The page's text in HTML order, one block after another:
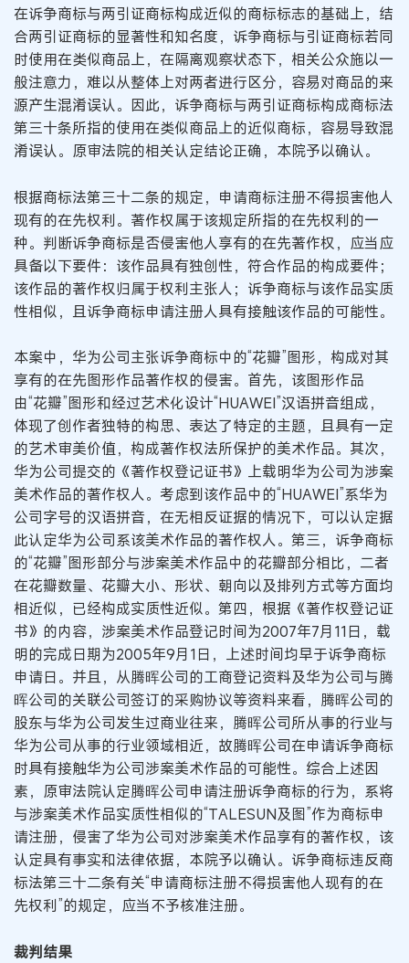
在诉争商标与两引证商标构成近似的商标标志的基础上，结
合两引证商标的显著性和知名度，诉争商标与引证商标若同
时使用在类似商品上，在隔离观察状态下，相关公众施以一
般注意力，难以从整体上对两者进行区分，容易对商品的来
源产生混淆误认。因此，诉争商标与两引证商标构成商标法
第三十条所指的使用在类似商品上的近似商标，容易导致混
淆误认。原审法院的相关认定结论正确，本院予以确认。
根据商标法第三十二条的规定，申请商标注册不得损害他人
现有的在先权利。著作权属于该规定所指的在先权利的一
种。判断诉争商标是否侵害他人享有的在先著作权，应当应
具备以下要件：该作品具有独创性，符合作品的构成要件；
该作品的著作权归属于权利主张人；诉争商标与该作品实质
性相似，且诉争商标申请注册人具有接触该作品的可能性。
本案中，华为公司主张诉争商标中的“花瓣”图形，构成对其
享有的在先图形作品著作权的侵害。首先，该图形作品
由“花瓣”图形和经过艺术化设计“HUAWEI”汉语拼音组成，
体现了创作者独特的构思、表达了特定的主题，且具有一定
的艺术审美价值，构成著作权法所保护的美术作品。其次，
华为公司提交的《著作权登记证书》上载明华为公司为涉案
美术作品的著作权人。考虑到该作品中的“HUAWEI”系华为
公司字号的汉语拼音，在无相反证据的情况下，可以认定据
此认定华为公司系该美术作品的著作权人。第三，诉争商标
的“花瓣”图形部分与涉案美术作品中的花瓣部分相比，二者
在花瓣数量、花瓣大小、形状、朝向以及排列方式等方面均
相近似，已经构成实质性近似。第四，根据《著作权登记证
书》的内容，涉案美术作品登记时间为2007年7月11日，载
明的完成日期为2005年9月1日，上述时间均早于诉争商标
申请日。并且，从腾晖公司的工商登记资料及华为公司与腾
晖公司的关联公司签订的采购协议等资料来看，腾晖公司的
股东与华为公司发生过商业往来，腾晖公司所从事的行业与
华为公司从事的行业领域相近，故腾晖公司在申请诉争商标
时具有接触华为公司涉案美术作品的可能性。综合上述因
素，原审法院认定腾晖公司申请注册诉争商标的行为，系将
与涉案美术作品实质性相似的“TALESUN及图”作为商标申
请注册，侵害了华为公司对涉案美术作品享有的著作权，该
认定具有事实和法律依据，本院予以确认。诉争商标违反商
标法第三十二条有关“申请商标注册不得损害他人现有的在
先权利”的规定，应当不予核准注册。
裁判结果